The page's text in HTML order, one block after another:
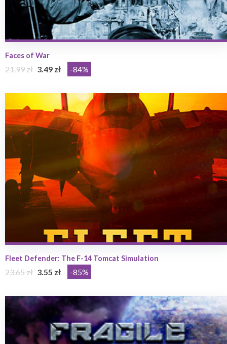
Faces of War
21.99 zł 3.49 zł -84%
Fleet Defender: The F-14 Tomcat Simulation
23.65 zł 3.55 zł -85%